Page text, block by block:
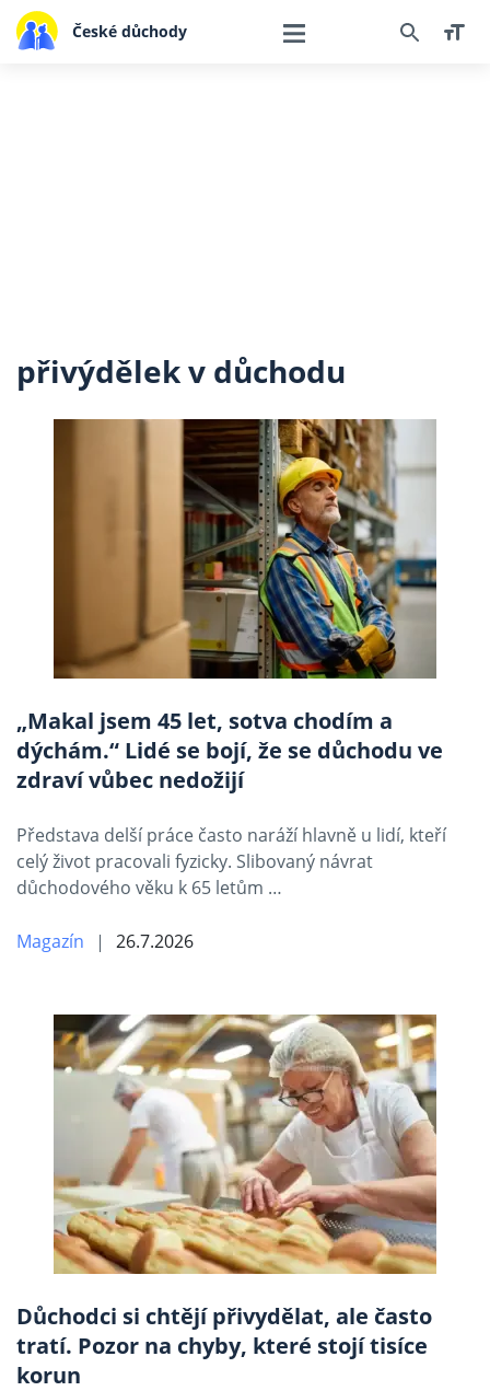
České důchody
přivýdělek v důchodu
„Makal jsem 45 let, sotva chodím a
dýchám.“ Lidé se bojí, že se důchodu ve
zdraví vůbec nedožijí
Představa delší práce často naráží hlavně u lidí, kteří
celý život pracovali fyzicky. Slibovaný návrat
důchodového věku k 65 letům …
Magazín 26.7.2026
Důchodci si chtějí přivydělat, ale často
tratí. Pozor na chyby, které stojí tisíce
korun